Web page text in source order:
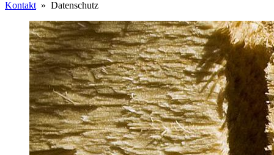
Kontakt » Datenschutz